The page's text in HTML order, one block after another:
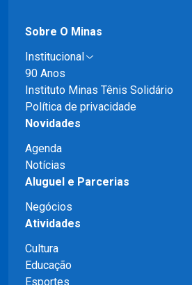
Sobre O Minas
Institucional
90 Anos
Instituto Minas Tênis Solidário
Política de privacidade
Novidades
Agenda
Notícias
Aluguel e Parcerias
Negócios
Atividades
Cultura
Educação
Esportes